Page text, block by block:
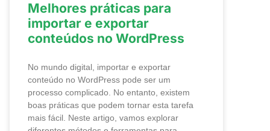
Melhores práticas para
importar e exportar
conteúdos no WordPress
No mundo digital, importar e exportar
conteúdo no WordPress pode ser um
processo complicado. No entanto, existem
boas práticas que podem tornar esta tarefa
mais fácil. Neste artigo, vamos explorar